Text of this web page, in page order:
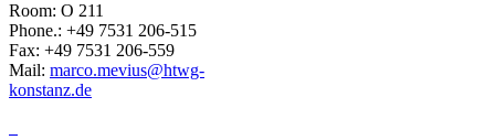
Room: O 211
Phone.: +49 7531 206-515
Fax: +49 7531 206-559
Mail: marco.mevius@htwg-
konstanz.de